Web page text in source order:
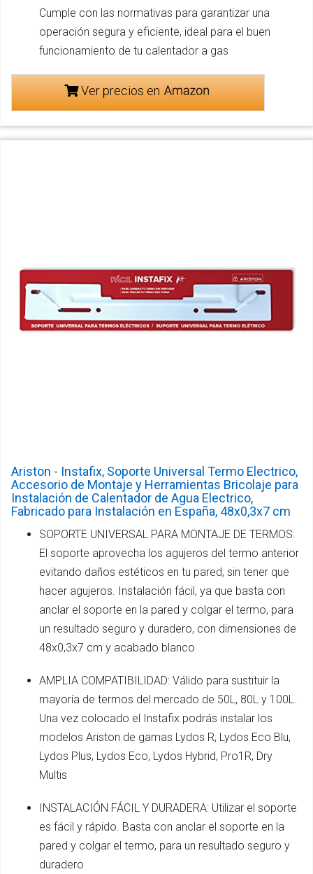
Cumple con las normativas para garantizar una
operación segura y eficiente, ideal para el buen
funcionamiento de tu calentador a gas
Ver precios en
Ariston - Instafix, Soporte Universal Termo Electrico,
Accesorio de Montaje y Herramientas Bricolaje para
Instalación de Calentador de Agua Electrico,
Fabricado para Instalación en España, 48x0,3x7 cm
SOPORTE UNIVERSAL PARA MONTAJE DE TERMOS:
El soporte aprovecha los agujeros del termo anterior
evitando daños estéticos en tu pared, sin tener que
hacer agujeros. Instalación fácil, ya que basta con
anclar el soporte en la pared y colgar el termo, para
un resultado seguro y duradero, con dimensiones de
48x0,3x7 cm y acabado blanco
AMPLIA COMPATIBILIDAD: Válido para sustituir la
mayoría de termos del mercado de 50L, 80L y 100L.
Una vez colocado el Instafix podrás instalar los
modelos Ariston de gamas Lydos R, Lydos Eco Blu,
Lydos Plus, Lydos Eco, Lydos Hybrid, Pro1R, Dry
Multis
INSTALACIÓN FÁCIL Y DURADERA: Utilizar el soporte
es fácil y rápido. Basta con anclar el soporte en la
pared y colgar el termo, para un resultado seguro y
duradero